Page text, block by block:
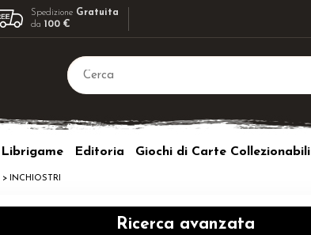
Spedizione Gratuita
da100 €
Librigame Editoria Giochi di Carte Collezionabili
INCHIOSTRI
Ricerca avanzata